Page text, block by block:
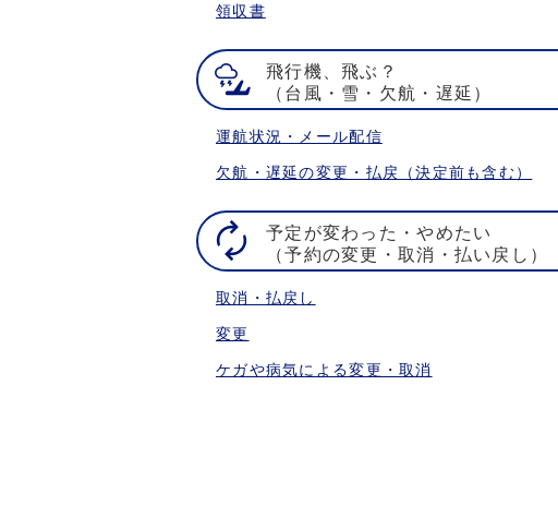
領収書
飛行機、飛ぶ？
（台風・雪・欠航・遅延）
運航状況・メール配信
欠航・遅延の変更・払戻（決定前も含む）
予定が変わった・やめたい
（予約の変更・取消・払い戻し）
取消・払戻し
変更
ケガや病気による変更・取消